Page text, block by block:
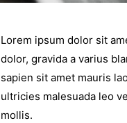
Lorem ipsum dolor sit
dolor, gravida a varius
sapien sit amet mauris
ultricies malesuada leo
mollis.